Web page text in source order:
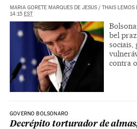
MARIA GORETE MARQUES DE JESUS / THAIS LEMOS
14:15 EST
bel
sociais,
contra
GOVERNO BOLSONARO
Decrépito torturador de